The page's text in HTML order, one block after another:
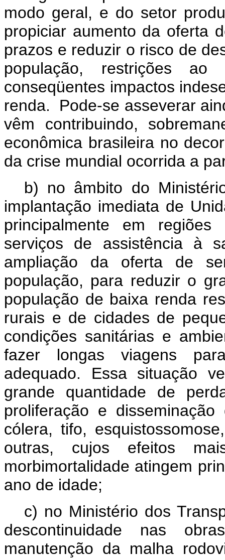
modo geral, e do setor
propiciar aumento da oferta
prazos e reduzir o risco de
população, restrições ao
conseqüentes impactos
renda. Pode-se asseverar
vêm contribuindo,
econômica brasileira no
da crise mundial ocorrida a
b) no âmbito do
implantação imediata de
principalmente em
serviços de assistência à
ampliação da oferta de
população, para reduzir o
população de baixa renda
rurais e de cidades de
condições sanitárias e
fazer longas viagens
adequado. Essa situação
grande quantidade de
proliferação e
cólera, tifo,
outras, cujos efeitos
morbimortalidade atingem
ano de idade;
c) no Ministério dos
descontinuidade nas
manutenção da malha